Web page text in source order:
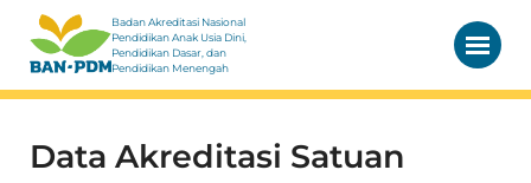
Badan Akreditasi Nasional
Pendidikan Anak Usia Dini,
Pendidikan Dasar, dan
Pendidikan Menengah
Data Akreditasi Satuan